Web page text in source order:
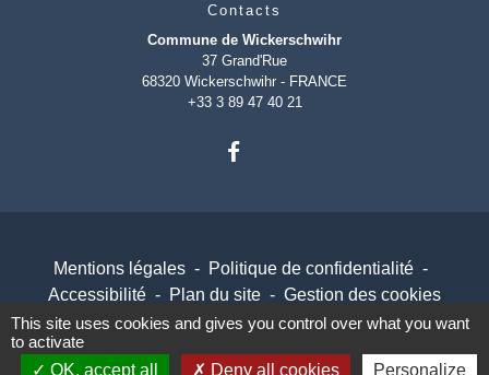
Contacts
Commune de Wickerschwihr
37 Grand'Rue
68320 Wickerschwihr - FRANCE
+33 3 89 47 40 21
Mentions légales - Politique de confidentialité -
Accessibilité - Plan du site - Gestion des cookies
This site uses cookies and gives you control over what you want
to activate
OK, accept all
Deny all cookies Personalize